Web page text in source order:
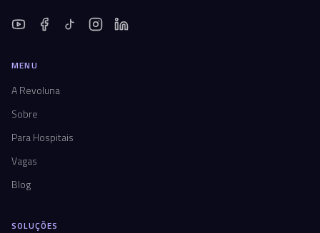
MENU
A Revoluna
Sobre
Para Hospitais
Vagas
Blog
SOLUÇÕES